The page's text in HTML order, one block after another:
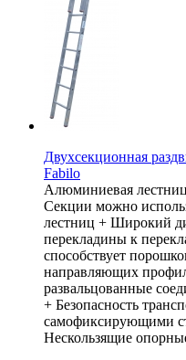
Двухсекционная
Fabilo
Алюминиевая
Секции можно
лестниц + Широкий
перекладины к
способствует
направляющих
развальцованные
+ Безопасность
самофиксирующими
Нескользящие